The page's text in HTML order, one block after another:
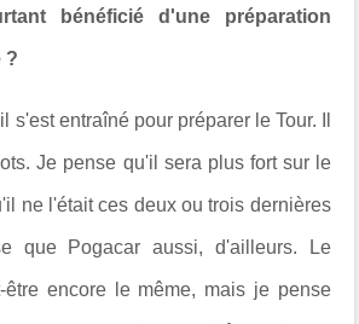
bénéficié d'une préparation
?
s'est entraîné pour préparer le Tour. Il
Je pense qu'il sera plus fort sur le
ne l'était ces deux ou trois dernières
que Pogacar aussi, d'ailleurs. Le
être encore le même, mais je pense